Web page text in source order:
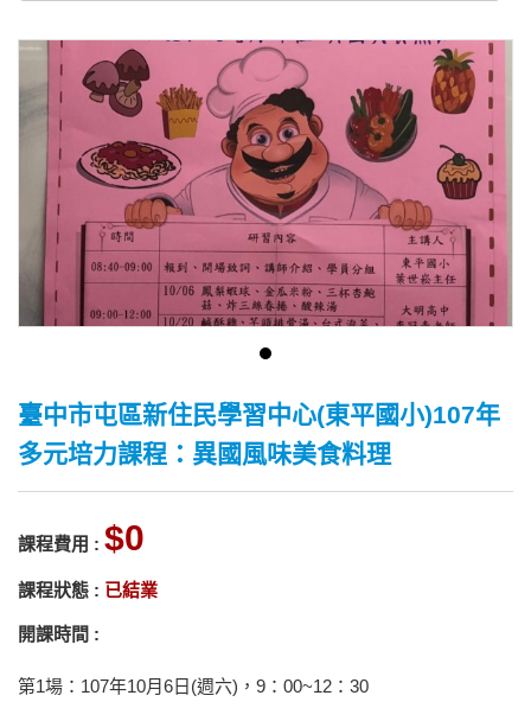
臺中市屯區新住民學習中心(東平國小)107年
多元培力課程：異國風味美食料理
課程費用 : 0
課程狀態 : 已結業
開課時間 :
第1場：107年10月6日(週六)，9：00~12：30